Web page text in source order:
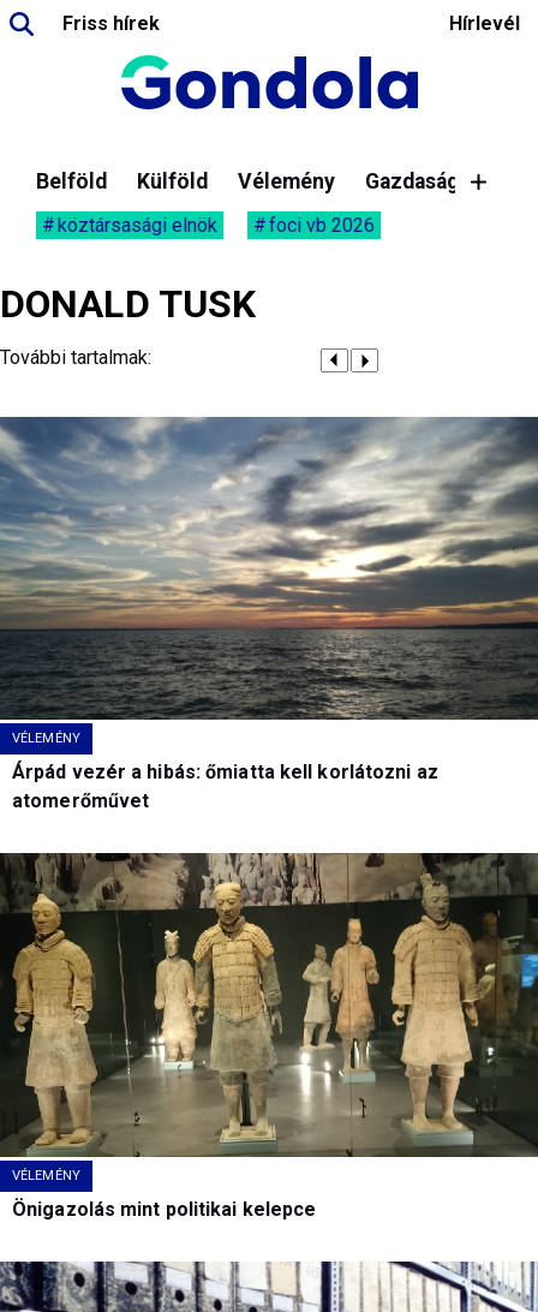
Friss hírek Hírlevél
Belföld Külföld Vélemény Gazdaság
köztársasági elnök foci vb 2026
DONALD TUSK
További tartalmak:
VÉLEMÉNY
Árpád vezér a hibás: őmiatta kell korlátozni az
atomerőművet
VÉLEMÉNY
Önigazolás mint politikai kelepce